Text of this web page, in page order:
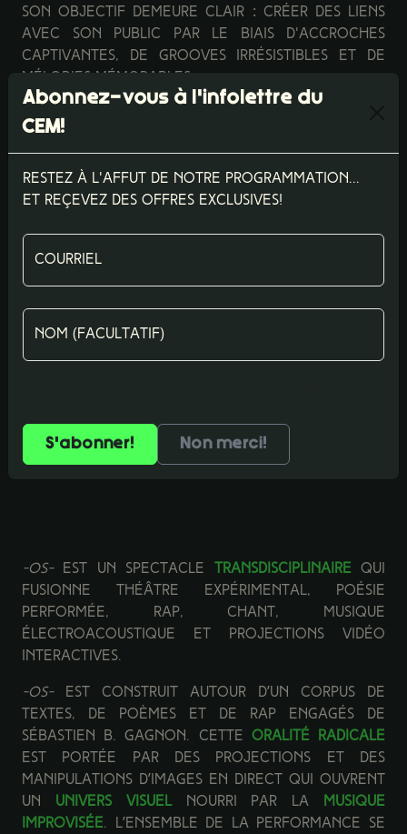
son objectif demeure clair : créer des liens
avec son public par le biais d'accroches
captivantes, de grooves irrésistibles et de
PERFORMANCE TRANSDISCIPLINAIRE
Québec / Saguenay
-os-est un spectacle transdisciplinaire qui
fusionne théâtre expérimental, poésie
performée, rap, chant, musique
électroacoustique et projections vidéo
interactives.
-os-est construit autour d’un corpus de
textes, de poèmes et de rap engagés de
Sébastien B. Gagnon. Cette oralité radicale
est portée par des projections et des
manipulations d’images en direct qui ouvrent
un univers visuelnourri par la musique
improvisée. L’ensemble de la performance se
Abonnez-vous à l'infolettre du
CEM!
Restez à l'affut de notre programmation...
et reçevez des offres exclusives!
Courriel
Nom (facultatif)
Non merci!